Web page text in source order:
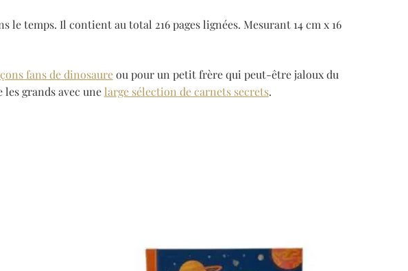
le temps. Il contient au total 216 pages lignées. Mesurant 14 cm x 16
fans de dinosaureou pour un petit frère qui peut-être jaloux du
grands avec unelarge sélection de carnets secrets.